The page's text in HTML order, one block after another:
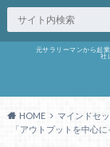
元サラリーマンから起
社
HOME
マインドセ
「アウトプットを中心